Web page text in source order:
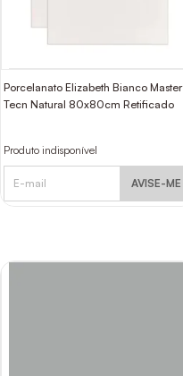
Porcelanato Elizabeth Bianco Master
Tecn Natural 80x80cm Retificado
Produto indisponível
AVISE-ME